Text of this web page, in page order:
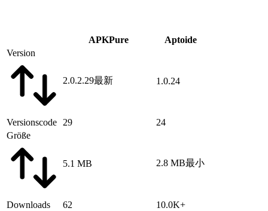
APKPure
Aptoide
Version
2.0.2.29最新 1.0.24
Versionscode 29
24
Größe
5.1 MB 2.8 MB最小
Downloads 62
10.0K+